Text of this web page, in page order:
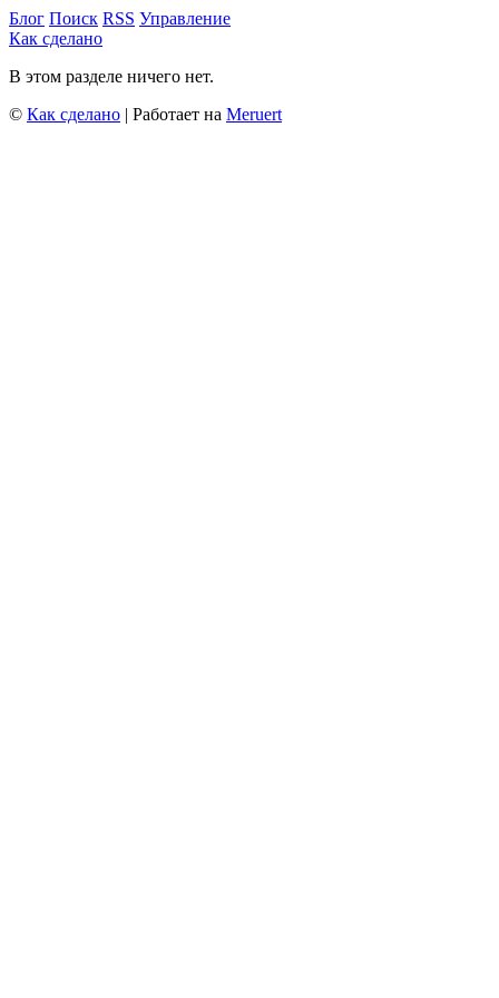
Блог Поиск RSS Управление
Как сделано
В этом разделе ничего нет.
© Как сделано | Работает на Meruert